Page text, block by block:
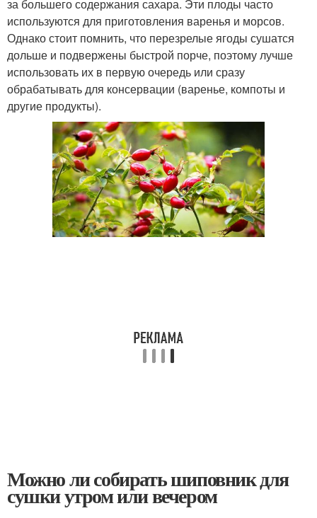
за большего содержания сахара. Эти плоды часто
используются для приготовления варенья и морсов.
Однако стоит помнить, что перезрелые ягоды сушатся
дольше и подвержены быстрой порче, поэтому лучше
использовать их в первую очередь или сразу
обрабатывать для консервации (варенье, компоты и
другие продукты).
Можно ли собирать шиповник для
сушки утром или вечером